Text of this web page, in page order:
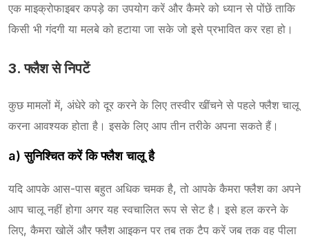
एक माइक्रोफाइबर कपड़े का उपयोग करें और कैमरे को ध्यान से पोंछें ताकि
किसी भी गंदगी या मलबे को हटाया जा सके जो इसे प्रभावित कर रहा हो।
3. फ्लैश से निपटें
कुछ मामलों में, अंधेरे को दूर करने के लिए तस्वीर खींचने से पहले फ्लैश चालू
करना आवश्यक होता है। इसके लिए आप तीन तरीके अपना सकते हैं।
a) सुनिश्चित करें कि फ्लैश चालू है
यदि आपके आस-पास बहुत अधिक चमक है, तो आपके कैमरा फ्लैश का अपने
आप चालू नहीं होगा अगर यह स्वचालित रूप से सेट है। इसे हल करने के
लिए, कैमरा खोलें और फ्लैश आइकन पर तब तक टैप करें जब तक वह पीला